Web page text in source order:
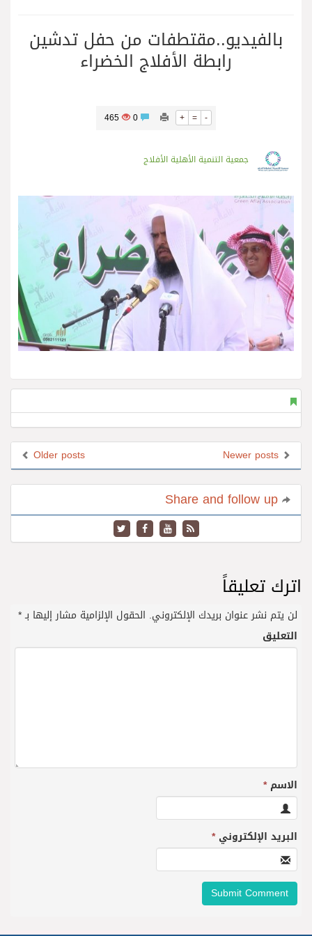
بالفيديو..مقتطفات من حفل تدشين
رابطة الأفلاج الخضراء
+ = -
465
جمعية التنمية الأهلية الأفلاج
Older posts
اترك تعليقاً
لن يتم نشر عنوان بريدك الإلكتروني. الحقول الإلزامية مشار إليها بـ*
التعليق
الاسم*
البريد الإلكتروني*